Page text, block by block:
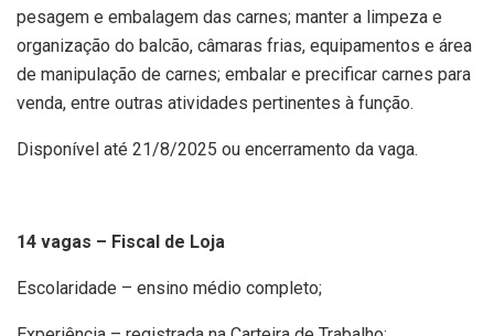
pesagem e embalagem das carnes; manter a limpeza e
organização do balcão, câmaras frias, equipamentos e área
de manipulação de carnes; embalar e precificar carnes para
venda, entre outras atividades pertinentes à função.
Disponível até 21/8/2025 ou encerramento da vaga.
14 vagas – Fiscal de Loja
Escolaridade – ensino médio completo;